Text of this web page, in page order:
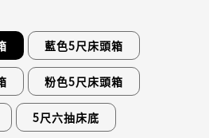
藍色5尺床頭箱
粉色5尺床頭箱
5尺六抽床底